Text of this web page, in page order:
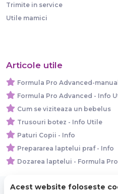
Trimite in service
Utile mamici
Articole utile
Formula Pro Advanced-
Formula Pro Advanced - Info
Cum se viziteaza un bebelus
Trusouri botez - Info Utile
Paturi Copii - Info
Prepararea laptelui praf - Info
Dozarea laptelui - Formula
Acest website foloseste